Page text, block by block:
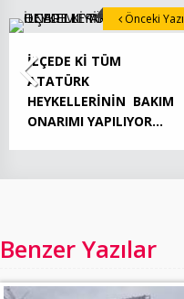
İLÇEDE Kİ TÜM
ATATÜRK
HEYKELLERİNİN BAKIM
ONARIMI YAPILIYOR…
Önceki Yazı
Benzer Yazılar